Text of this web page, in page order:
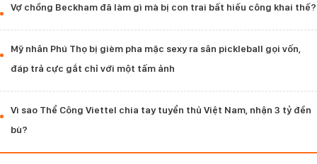
Vợ chồng Beckham đã làm gì mà bị con trai bất hiếu công khai thế?
Mỹ nhân Phú Thọ bị gièm pha mặc sexy ra sân pickleball gọi vốn,
đáp trả cực gắt chỉ với một tấm ảnh
Vì sao Thể Công Viettel chia tay tuyển thủ Việt Nam, nhận 3 tỷ đền
bù?